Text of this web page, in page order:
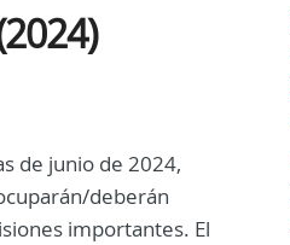
de junio de 2024,
deberán
importantes. El